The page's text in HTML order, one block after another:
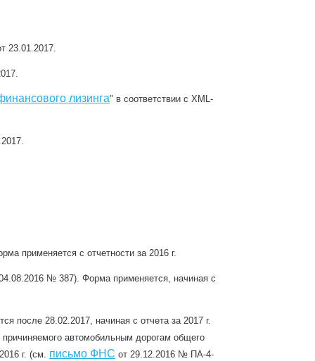
23.01.2017.
лизинга" в соответствии с XML-
применяется с отчетности за 2016 г.
№ 387). Форма применяется, начиная с
28.02.2017, начиная с отчета за 2017 г.
автомобильным дорогам общего
г. (см. письмо ФНС от 29.12.2016 № ПА-4-